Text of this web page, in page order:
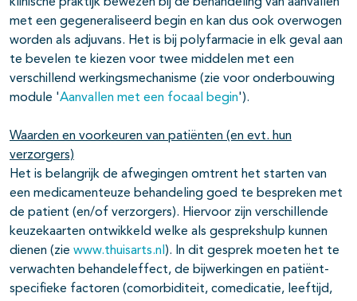
met een gegeneraliseerd begin en kan dus ook overwogen
worden als adjuvans. Het is bij polyfarmacie in elk geval aan
te bevelen te kiezen voor twee middelen met een
verschillend werkingsmechanisme (zie voor onderbouwing
module 'Aanvallen met een focaal begin').
Waarden en voorkeuren van patiënten (en evt. hun
verzorgers)
Het is belangrijk de afwegingen omtrent het starten van
een medicamenteuze behandeling goed te bespreken met
de patient (en/of verzorgers). Hiervoor zijn verschillende
keuzekaarten ontwikkeld welke als gesprekshulp kunnen
dienen (zie www.thuisarts.nl ). In dit gesprek moeten het te
verwachten behandeleffect, de bijwerkingen en patiënt-
specifieke factoren (comorbiditeit, comedicatie, leeftijd,